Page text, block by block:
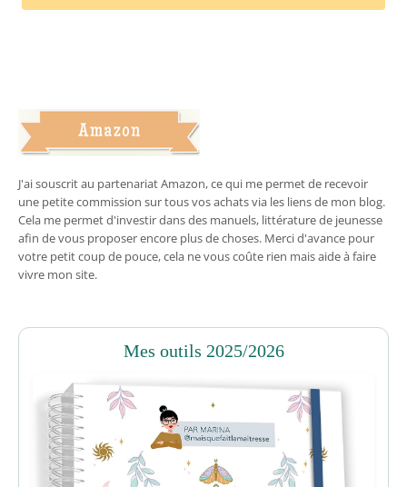
J'ai souscrit au partenariat Amazon, ce qui me permet de recevoir
une petite commission sur tous vos achats via les liens de mon blog.
Cela me permet d'investir dans des manuels, littérature de jeunesse
afin de vous proposer encore plus de choses. Merci d'avance pour
votre petit coup de pouce, cela ne vous coûte rien mais aide à faire
vivre mon site.
Mes outils 2025/2026